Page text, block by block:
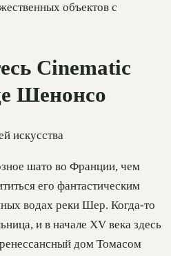
объектов с
Cinematic
Шенонсо
искусства
шато во Франции, чем
его фантастическим
водах реки Шер. Когда-то
и в начале XV века здесь
дом Томасом